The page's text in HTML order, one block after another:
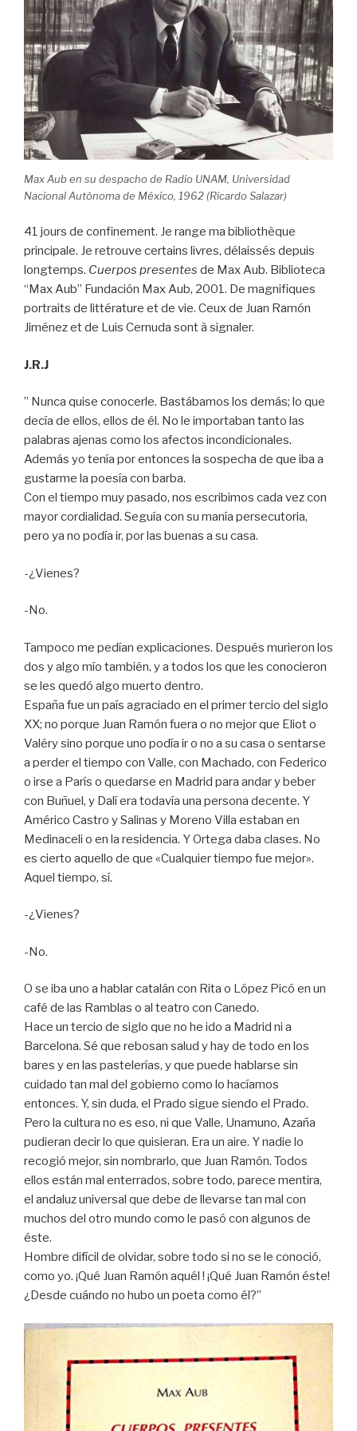
Max Aub en su despacho de Radio UNAM, Universidad
Nacional Autónoma de México, 1962 (Ricardo Salazar)
41 jours de confinement. Je range ma bibliothèque
principale. Je retrouve certains livres, délaissés depuis
longtemps. Cuerpos presentes de Max Aub. Biblioteca
“Max Aub” Fundación Max Aub, 2001. De magnifiques
portraits de littérature et de vie. Ceux de Juan Ramón
Jiménez et de Luis Cernuda sont à signaler.
J.R.J
” Nunca quise conocerle. Bastábamos los demás; lo que
decía de ellos, ellos de él. No le importaban tanto las
palabras ajenas como los afectos incondicionales.
Además yo tenía por entonces la sospecha de que iba a
gustarme la poesía con barba.
Con el tiempo muy pasado, nos escribimos cada vez con
mayor cordialidad. Seguía con su manía persecutoria,
pero ya no podía ir, por las buenas a su casa.
-¿Vienes?
-No.
Tampoco me pedían explicaciones. Después murieron los
dos y algo mío también, y a todos los que les conocieron
se les quedó algo muerto dentro.
España fue un país agraciado en el primer tercio del siglo
XX; no porque Juan Ramón fuera o no mejor que Eliot o
Valéry sino porque uno podía ir o no a su casa o sentarse
a perder el tiempo con Valle, con Machado, con Federico
o irse a París o quedarse en Madrid para andar y beber
con Buñuel, y Dalí era todavía una persona decente. Y
Américo Castro y Salinas y Moreno Villa estaban en
Medinaceli o en la residencia. Y Ortega daba clases. No
es cierto aquello de que «Cualquier tiempo fue mejor».
Aquel tiempo, sí.
-¿Vienes?
-No.
O se iba uno a hablar catalán con Rita o López Picó en un
café de las Ramblas o al teatro con Canedo.
Hace un tercio de siglo que no he ido a Madrid ni a
Barcelona. Sé que rebosan salud y hay de todo en los
bares y en las pastelerías, y que puede hablarse sin
cuidado tan mal del gobierno como lo hacíamos
entonces. Y, sin duda, el Prado sigue siendo el Prado.
Pero la cultura no es eso, ni que Valle, Unamuno, Azaña
pudieran decir lo que quisieran. Era un aire. Y nadie lo
recogió mejor, sin nombrarlo, que Juan Ramón. Todos
ellos están mal enterrados, sobre todo, parece mentira,
el andaluz universal que debe de llevarse tan mal con
muchos del otro mundo como le pasó con algunos de
éste.
Hombre difícil de olvidar, sobre todo si no se le conoció,
como yo. ¡Qué Juan Ramón aquél ! ¡Qué Juan Ramón éste!
¿Desde cuándo no hubo un poeta como él?”